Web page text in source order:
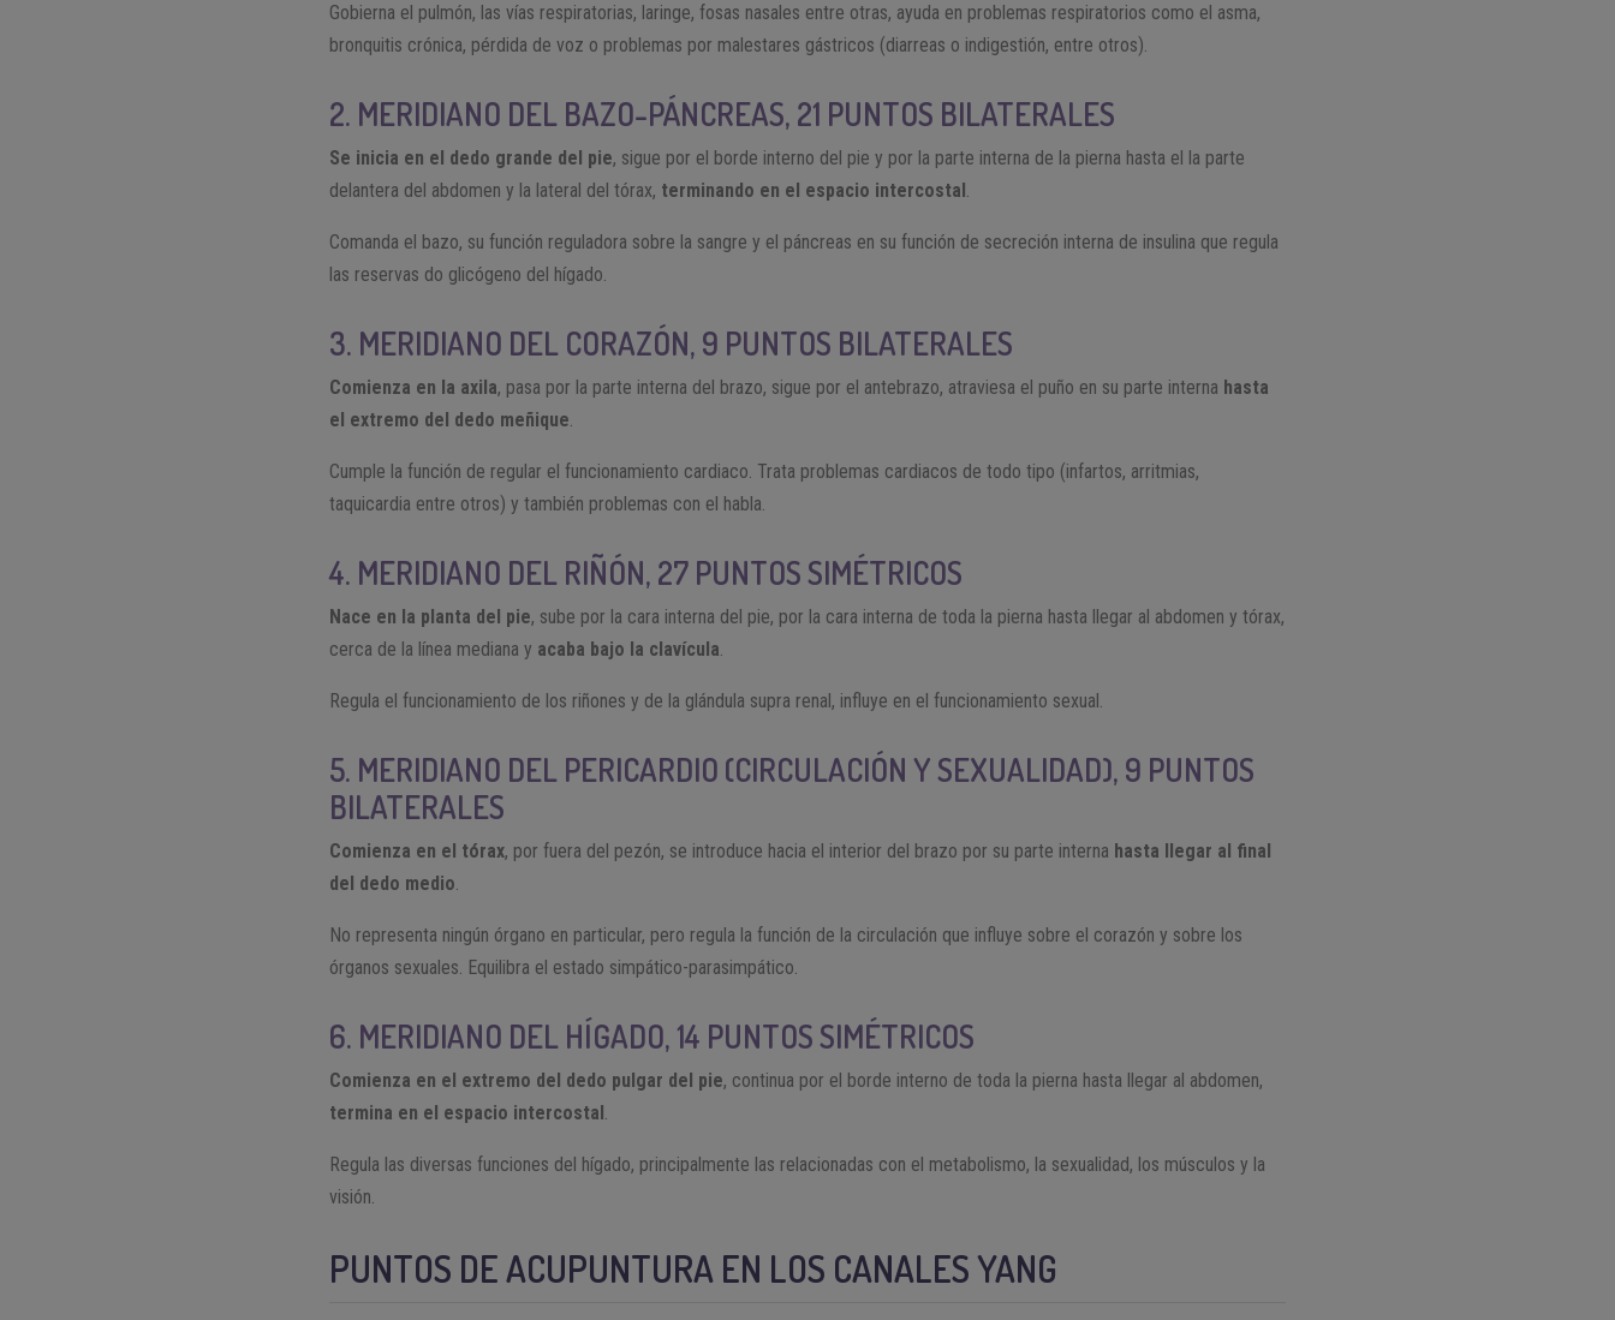
Gobierna el pulmón, las vías respiratorias, laringe, fosas nasales entre otras, ayuda en problemas respiratorios como el asma,
bronquitis crónica, pérdida de voz o problemas por malestares gástricos (diarreas o indigestión, entre otros).
2. MERIDIANO DEL BAZO-PÁNCREAS, 21 PUNTOS BILATERALES
Se inicia en el dedo grande del pie, sigue por el borde interno del pie y por la parte interna de la pierna hasta el la parte
delantera del abdomen y la lateral del tórax, terminando en el espacio intercostal .
Comanda el bazo, su función reguladora sobre la sangre y el páncreas en su función de secreción interna de insulina que regula
las reservas do glicógeno del hígado.
3. MERIDIANO DEL CORAZÓN, 9 PUNTOS BILATERALES
Comienza en la axila, pasa por la parte interna del brazo, sigue por el antebrazo, atraviesa el puño en su parte interna hasta
el extremo del dedo meñique.
Cumple la función de regular el funcionamiento cardiaco. Trata problemas cardiacos de todo tipo (infartos, arritmias,
taquicardia entre otros) y también problemas con el habla.
4. MERIDIANO DEL RIÑÓN, 27 PUNTOS SIMÉTRICOS
Nace en la planta del pie, sube por la cara interna del pie, por la cara interna de toda la pierna hasta llegar al abdomen y tórax,
cerca de la línea mediana y acaba bajo la clavícula.
Regula el funcionamiento de los riñones y de la glándula supra renal, influye en el funcionamiento sexual.
5. MERIDIANO DEL PERICARDIO (CIRCULACIÓN Y SEXUALIDAD), 9 PUNTOS
BILATERALES
Comienza en el tórax, por fuera del pezón, se introduce hacia el interior del brazo por su parte interna hasta llegar al final
del dedo medio.
No representa ningún órgano en particular, pero regula la función de la circulación que influye sobre el corazón y sobre los
órganos sexuales. Equilibra el estado simpático-parasimpático.
6. MERIDIANO DEL HÍGADO, 14 PUNTOS SIMÉTRICOS
Comienza en el extremo del dedo pulgar del pie, continua por el borde interno de toda la pierna hasta llegar al abdomen,
termina en el espacio intercostal .
Regula las diversas funciones del hígado, principalmente las relacionadas con el metabolismo, la sexualidad, los músculos y la
visión.
PUNTOS DE ACUPUNTURA EN LOS CANALES YANG